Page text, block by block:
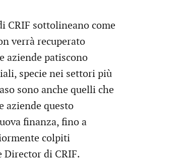
CRIF sottolineano come
verrà recuperato
aziende patiscono
specie nei settori più
sono anche quelli che
aziende questo
finanza, fino a
colpiti
Director di CRIF.